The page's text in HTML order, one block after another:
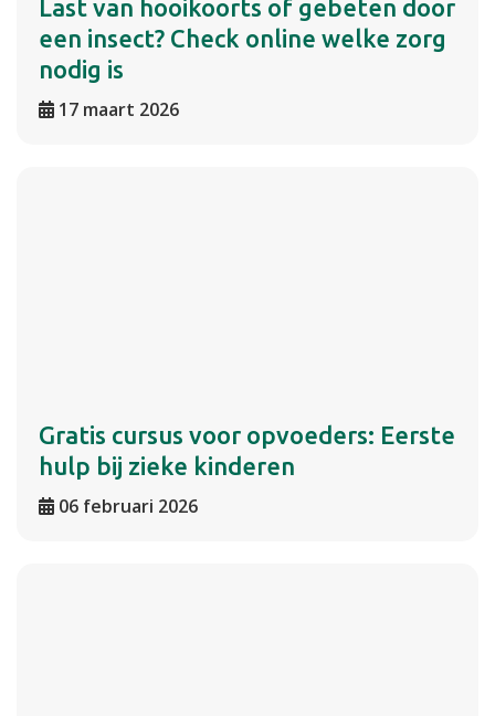
Last van hooikoorts of gebeten door
een insect? Check online welke zorg
nodig is
17 maart 2026
Gratis cursus voor opvoeders: Eerste
hulp bij zieke kinderen
06 februari 2026